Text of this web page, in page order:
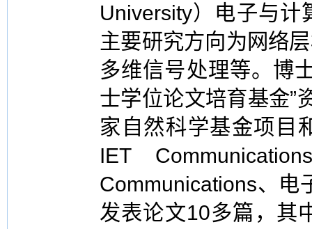
University）电子与
主要研究方向为网络
多维信号处理等。博
士学位论文培育基金”
家自然科学基金项目
IET
Communications、电
发表论文10多篇，其